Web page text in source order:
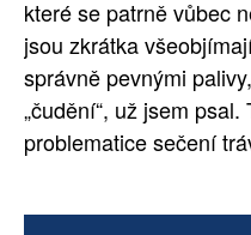
které se patrně vůbec
jsou zkrátka
správně pevnými
„čudění“, už jsem
problematice sečení